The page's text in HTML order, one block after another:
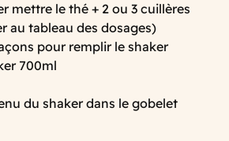
mettre le thé + 2 ou 3 cuillères
au tableau des dosages)
pour remplir le shaker
700ml
du shaker dans le gobelet